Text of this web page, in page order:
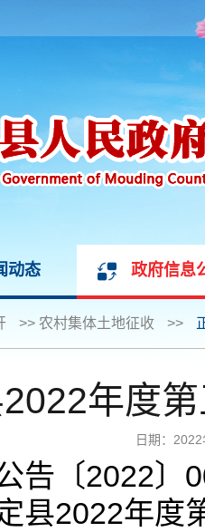
动态 政府信息
>> 农村集体土地征收 >>
年度
日期：
告〔2022〕
县2022年度